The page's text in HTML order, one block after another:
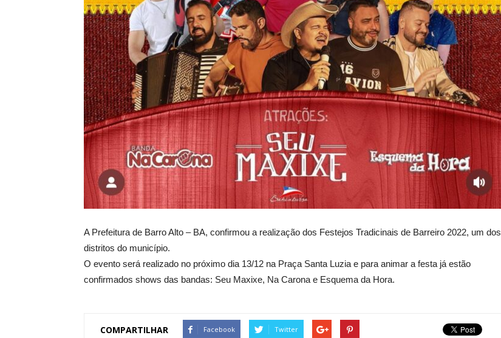
A Prefeitura de Barro Alto – BA, confirmou a realização dos Festejos Tradicinais de Barreiro 2022, um dos
distritos do município.
O evento será realizado no próximo dia 13/12 na Praça Santa Luzia e para animar a festa já estão
confirmados shows das bandas: Seu Maxixe, Na Carona e Esquema da Hora.
COMPARTILHAR Facebook Twitter